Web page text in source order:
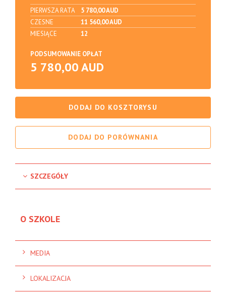
PIERWSZA RATA
5 780,00 AUD
CZESNE
11 560,00 AUD
MIESIĄCE
12
PODSUMOWANIE OPŁAT
5 780,00 AUD
DODAJ DO KOSZTORYSU
DODAJ DO PORÓWNANIA
SZCZEGÓŁY
O SZKOLE
MEDIA
LOKALIZACJA